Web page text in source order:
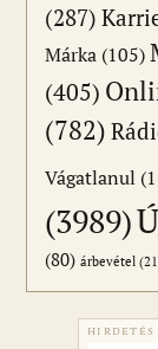
(287)
Márka (105)
(405)
(782)
Vágatlanul
(3989)
(80) árbevétel
HIRDETÉS